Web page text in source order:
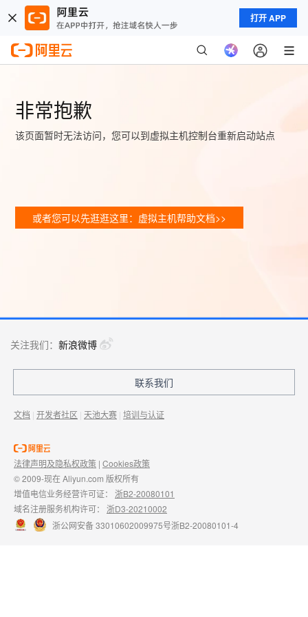
打开 APP
非常抱歉
该页面暂时无法访问，您可以到虚拟主机控制台重新启动站点
或者您可以先逛逛这里：虚拟主机帮助文档>>